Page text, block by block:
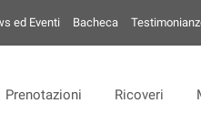
ed Eventi Bacheca
Prenotazioni Ricoveri